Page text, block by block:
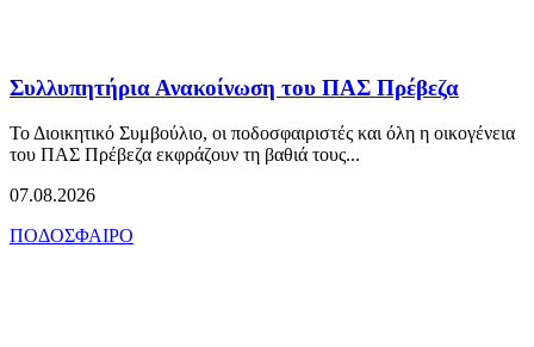
Συλλυπητήρια Ανακοίνωση του ΠΑΣ Πρέβεζα
Το Διοικητικό Συμβούλιο, οι ποδοσφαιριστές και όλη η οικογένεια
του ΠΑΣ Πρέβεζα εκφράζουν τη βαθιά τους...
07.08.2026
ΠΟΔΟΣΦΑΙΡΟ